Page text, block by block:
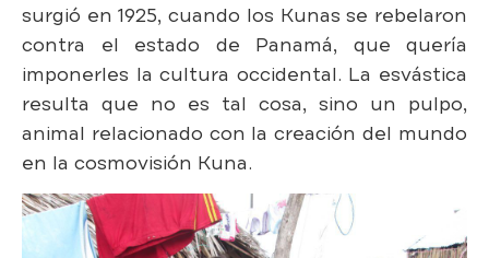
surgió en 1925, cuando los Kunas se rebelaron
contra el estado de Panamá, que quería
imponerles la cultura occidental. La esvástica
resulta que no es tal cosa, sino un pulpo,
animal relacionado con la creación del mundo
en la cosmovisión Kuna.